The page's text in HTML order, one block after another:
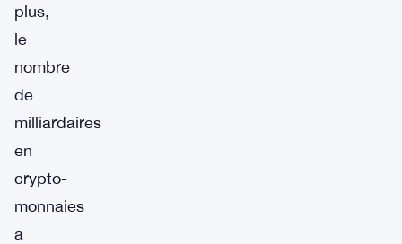
plus,
le
nombre
de
milliardaires
en
crypto-
monnaies
a